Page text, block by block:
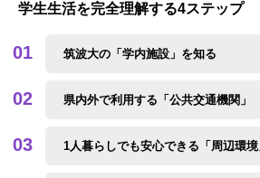
学生生活を完全理解する4ステップ
筑波大の「学内施設」を知る
県内外で利用する「公共交通機関」
1人暮らしでも安心できる「周辺環境